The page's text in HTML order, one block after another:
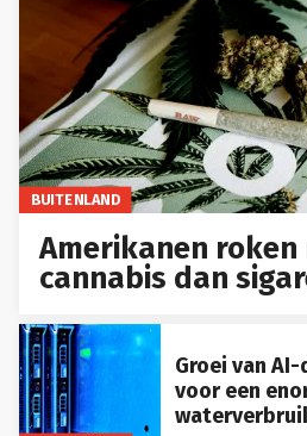
BUITENLAND
Amerikanen roken
cannabis dan
Groei van
voor een